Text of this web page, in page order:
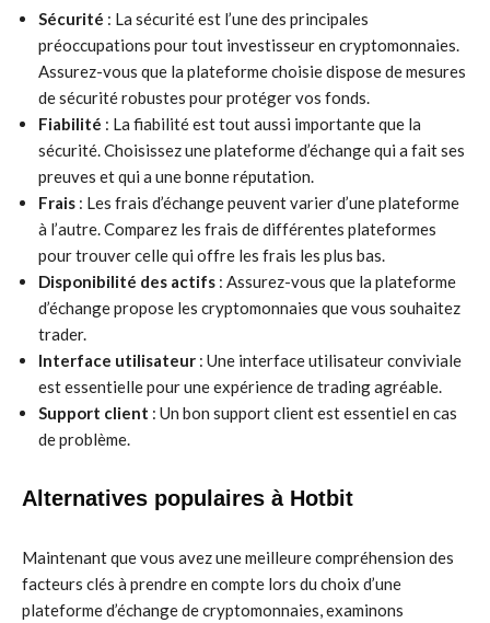
Sécurité : La sécurité est l’une des principales
préoccupations pour tout investisseur en cryptomonnaies.
Assurez-vous que la plateforme choisie dispose de mesures
de sécurité robustes pour protéger vos fonds.
Fiabilité : La fiabilité est tout aussi importante que la
sécurité. Choisissez une plateforme d’échange qui a fait ses
preuves et qui a une bonne réputation.
Frais : Les frais d’échange peuvent varier d’une plateforme
à l’autre. Comparez les frais de différentes plateformes
pour trouver celle qui offre les frais les plus bas.
Disponibilité des actifs : Assurez-vous que la plateforme
d’échange propose les cryptomonnaies que vous souhaitez
trader.
Interface utilisateur : Une interface utilisateur conviviale
est essentielle pour une expérience de trading agréable.
Support client : Un bon support client est essentiel en cas
de problème.
Alternatives populaires à Hotbit
Maintenant que vous avez une meilleure compréhension des
facteurs clés à prendre en compte lors du choix d’une
plateforme d’échange de cryptomonnaies, examinons